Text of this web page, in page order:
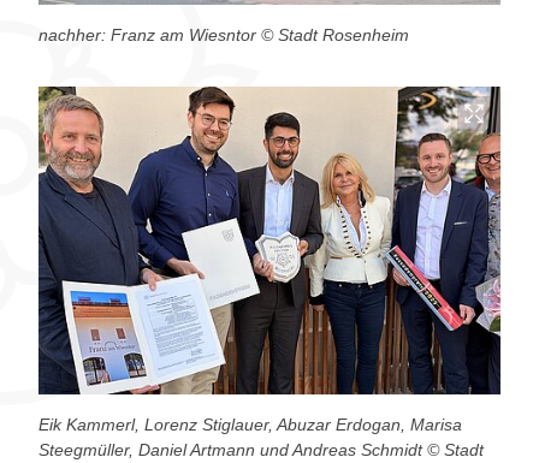
nachher: Franz am Wiesntor © Stadt Rosenheim
Eik Kammerl, Lorenz Stiglauer, Abuzar Erdogan, Marisa
Steegmüller, Daniel Artmann und Andreas Schmidt © Stadt